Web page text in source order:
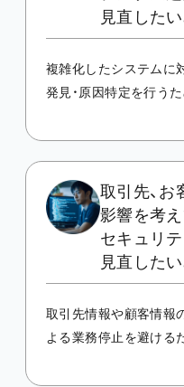
見直したい
複雑化したシステムに
発見・原因特定を行う
取引先、お
影響を考え
セキュリ
見直したい
取引先情報や顧客情報
よる業務停止を避ける